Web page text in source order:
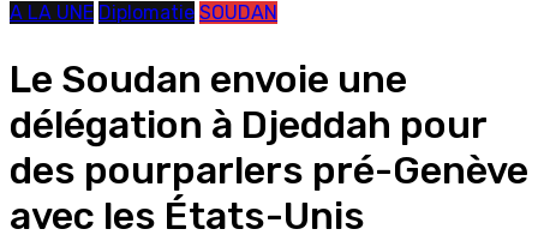
A LA UNE Diplomatie SOUDAN
Le Soudan envoie une
délégation à Djeddah pour
des pourparlers pré-Genève
avec les États-Unis